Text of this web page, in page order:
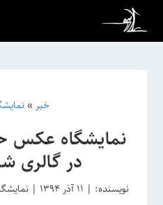
خبر »
نمایشگاه عکس‌
در گالری
نویسنده: | 11 آذر 1394 |